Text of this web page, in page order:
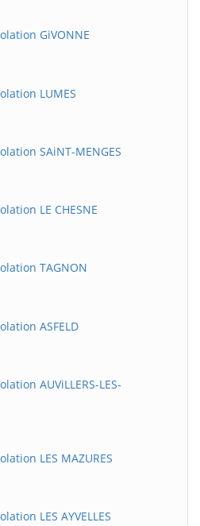
GiVONNE
LUMES
SAiNT-MENGES
LE CHESNE
TAGNON
ASFELD
AUViLLERS-LES-
LES MAZURES
LES AYVELLES